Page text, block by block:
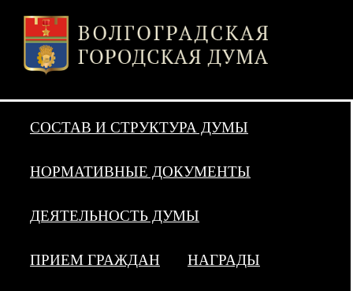
СОСТАВ И СТРУКТУРА ДУМЫ
НОРМАТИВНЫЕ ДОКУМЕНТЫ
ДЕЯТЕЛЬНОСТЬ ДУМЫ
ПРИЕМ ГРАЖДАН НАГРАДЫ